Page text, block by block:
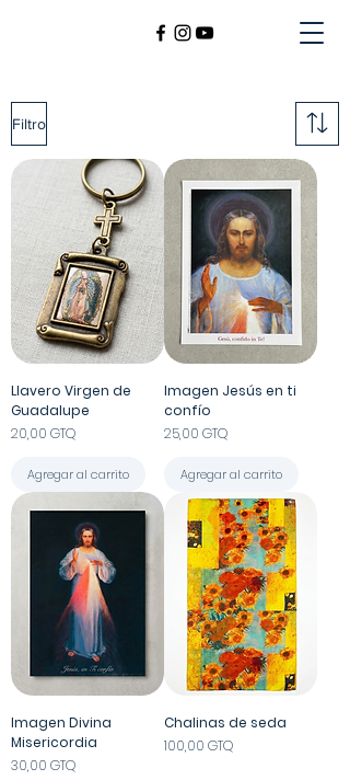
Filtro
Llavero Virgen de
Guadalupe
Precio
20,00 GTQ
Agregar al carrito
Imagen Jesús en ti
confío
Precio
25,00 GTQ
Agregar al carrito
Imagen Divina
Misericordia
Precio
30,00 GTQ
Chalinas de seda
Precio
100,00 GTQ